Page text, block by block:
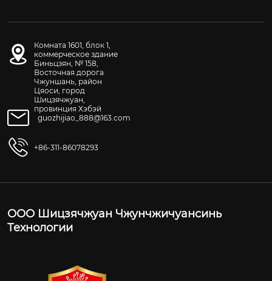
Комната 1601, блок 1,
коммерческое здание
Биньцзян, № 158,
Восточная дорога
Чжуншань, район
Цяоси, город
Шицзячжуан,
провинция Хэбэй
guozhijiao_888@163.com
+86-311-86078293
ООО Шицзячжуан Чжунчжичуансинь
Технологии